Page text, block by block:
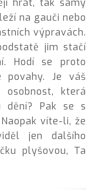
hrát, tak samy
na gauči nebo
výpravách.
jim stačí
Hodí se proto
povahy. Je váš
osobnost, která
dění? Pak se s
víte-li, že
jen dalšího
plyšovou, Ta